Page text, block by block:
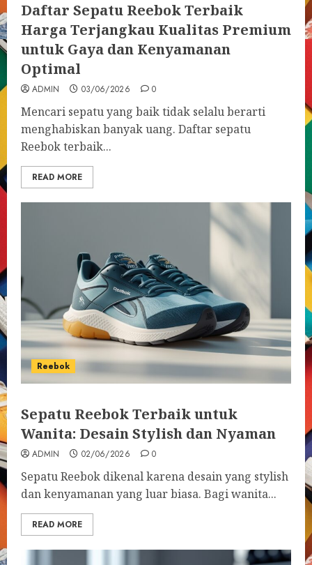
Daftar Sepatu Reebok Terbaik
Harga Terjangkau Kualitas Premium
untuk Gaya dan Kenyamanan
Optimal
ADMIN 03/06/2026 0
Mencari sepatu yang baik tidak selalu berarti
menghabiskan banyak uang. Daftar sepatu
Reebok terbaik...
READ MORE
Reebok
Sepatu Reebok Terbaik untuk
Wanita: Desain Stylish dan Nyaman
ADMIN 02/06/2026 0
Sepatu Reebok dikenal karena desain yang stylish
dan kenyamanan yang luar biasa. Bagi wanita...
READ MORE